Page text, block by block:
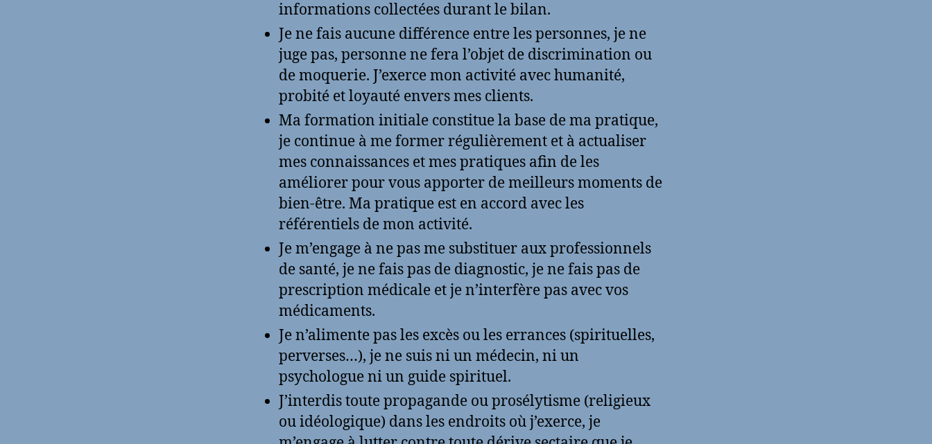
informations collectées durant le bilan.
Je ne fais aucune différence entre les personnes, je ne
juge pas, personne ne fera l’objet de discrimination ou
de moquerie. J’exerce mon activité avec humanité,
probité et loyauté envers mes clients.
Ma formation initiale constitue la base de ma pratique,
je continue à me former régulièrement et à actualiser
mes connaissances et mes pratiques afin de les
améliorer pour vous apporter de meilleurs moments de
bien-être. Ma pratique est en accord avec les
référentiels de mon activité.
Je m’engage à ne pas me substituer aux professionnels
de santé, je ne fais pas de diagnostic, je ne fais pas de
prescription médicale et je n’interfère pas avec vos
médicaments.
Je n’alimente pas les excès ou les errances (spirituelles,
perverses…), je ne suis ni un médecin, ni un
psychologue ni un guide spirituel.
J’interdis toute propagande ou prosélytisme (religieux
ou idéologique) dans les endroits où j’exerce, je